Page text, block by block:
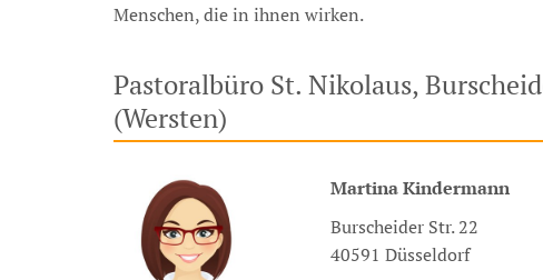
Menschen, die in ihnen wirken.
Pastoralbüro St. Nikolaus,
(Wersten)
MartinaKindermann
Burscheider Str. 22
40591 Düsseldorf